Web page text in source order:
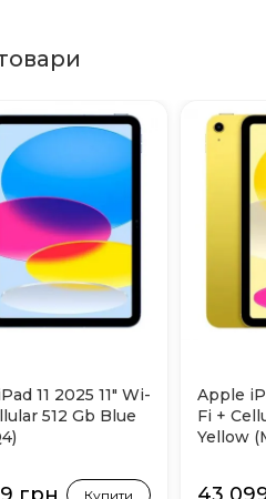
11 2025 11" Wi-
512 Gb Blue
Купити
Apple
Fi +
Yellow